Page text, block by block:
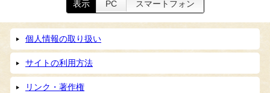
表示 PC スマートフォン
個人情報の取り扱い
サイトの利用方法
リンク・著作権